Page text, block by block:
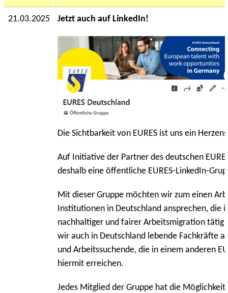
21.03.2025 Jetzt auch auf LinkedIn!
Die Sichtbarkeit von EURES ist uns ein
Auf Initiative der Partner des deutschen
deshalb eine öffentliche EURES-LinkedIn-
Mit dieser Gruppe möchten wir zum einen
Institutionen in Deutschland ansprechen, die
nachhaltiger und fairer Arbeitsmigration tätig
wir auch in Deutschland lebende Fachkräfte
und Arbeitssuchende, die in einem anderen
hiermit erreichen.
Jedes Mitglied der Gruppe hat die